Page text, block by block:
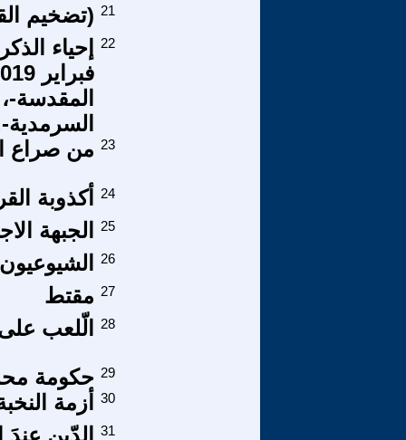
(تضخيم 21
22
من صراع 23
أكذوبة 24
الجبهة 25
26
مقتط 27
الّلعب 28
حكومة 29
أزمة 30
الدّين 31